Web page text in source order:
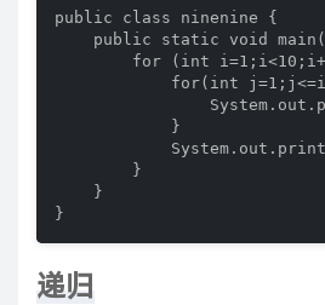
public class ninenine {
public static void
for (int
for(int
            }
        }
    }
}
递归